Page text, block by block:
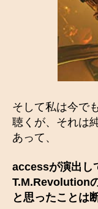
そして私は今で
聴くが、それは
あって、
accessが演出し
T.M.Revolution
と思ったことは